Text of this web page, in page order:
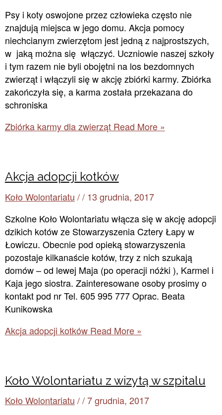
Psy i koty oswojone przez człowieka często nie
znajdują miejsca w jego domu. Akcja pomocy
niechcianym zwierzętom jest jedną z najprostszych,
w jaką można się włączyć. Uczniowie naszej szkoły
i tym razem nie byli obojętni na los bezdomnych
zwierząt i włączyli się w akcję zbiórki karmy. Zbiórka
zakończyła się, a karma została przekazana do
schroniska
Zbiórka karmy dla zwierzątRead More »
Akcja adopcji kotków
Koło Wolontariatu // 13 grudnia, 2017
Szkolne Koło Wolontariatu włącza się w akcję adopcji
dzikich kotów ze Stowarzyszenia Cztery Łapy w
Łowiczu. Obecnie pod opieką stowarzyszenia
pozostaje kilkanaście kotów, trzy z nich szukają
domów – od lewej Maja (po operacji nóżki ), Karmel i
Kaja jego siostra. Zainteresowane osoby prosimy o
kontakt pod nr Tel. 605 995 777 Oprac. Beata
Kunikowska
Akcja adopcji kotkówRead More »
Koło Wolontariatu z wizytą w szpitalu
Koło Wolontariatu //7 grudnia, 2017